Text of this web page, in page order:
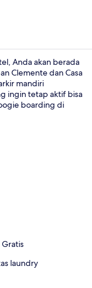
Anda akan berada
Clemente dan Casa
mandiri
ingin tetap aktif bisa
boarding di
dan microwave. Para
laundry